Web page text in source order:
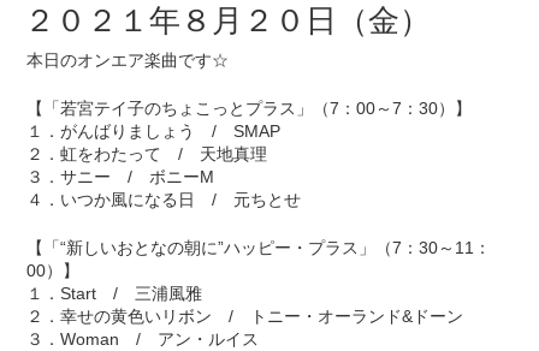
２０２１年８月２０日（金）
本日のオンエア楽曲です☆
【「若宮テイ子のちょこっとプラス」（7：00～7：30）】
１．がんばりましょう / SMAP
２．虹をわたって / 天地真理
３．サニー / ボニーM
４．いつか風になる日 / 元ちとせ
【「“新しいおとなの朝に”ハッピー・プラス」（7：30～11：
00）】
１．Start / 三浦風雅
２．幸せの黄色いリボン / トニー・オーランド&ドーン
３．Woman / アン・ルイス